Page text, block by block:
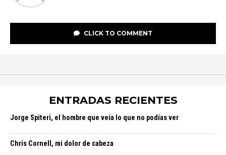
CLICK TO COMMENT
ENTRADAS RECIENTES
Jorge Spiteri, el hombre que veía lo que no podías ver
Chris Cornell, mi dolor de cabeza